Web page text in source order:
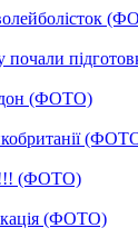
почали
(ФОТО)
(ФОТО)
(ФОТО)